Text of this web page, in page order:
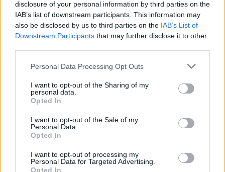
disclosure of your personal information by third parties on the
IAB’s list of downstream participants. This information may
also be disclosed by us to third parties on the IAB’s List of
Downstream Participants that may further disclose it to other
Personal Data Processing Opt Outs
I want to opt-out of the Sharing of my
personal data.
Opted In
I want to opt-out of the Sale of my
Personal Data.
Opted In
I want to opt-out of processing my
Personal Data for Targeted Advertising.
Opted In